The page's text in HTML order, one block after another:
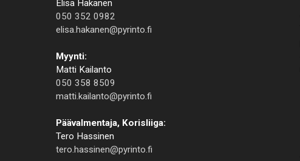
Elisa Hakanen
050 352 0982
elisa.hakanen@pyrinto.fi
Myynti:
Matti Kailanto
050 358 8509
matti.kailanto@pyrinto.fi
Päävalmentaja, Korisliiga:
Tero Hassinen
tero.hassinen@pyrinto.fi